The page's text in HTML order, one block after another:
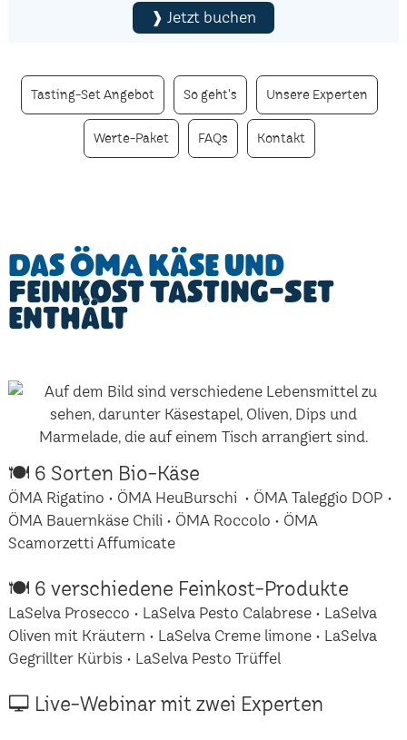
❱ Jetzt buchen
Tasting-Set Angebot So geht's Unsere Experten
Werte-Paket FAQs Kontakt
Das ÖMA Käse und
Feinkost Tasting-Set
enthält
🍽 6 Sorten Bio-Käse
ÖMA Rigatino • ÖMA HeuBurschi • ÖMA Taleggio DOP •
ÖMA Bauernkäse Chili • ÖMA Roccolo • ÖMA
Scamorzetti Affumicate
🍽 6 verschiedene Feinkost-Produkte
LaSelva Prosecco • LaSelva Pesto Calabrese • LaSelva
Oliven mit Kräutern • LaSelva Creme limone • LaSelva
Gegrillter Kürbis • LaSelva Pesto Trüffel
🖵 Live-Webinar mit zwei Experten